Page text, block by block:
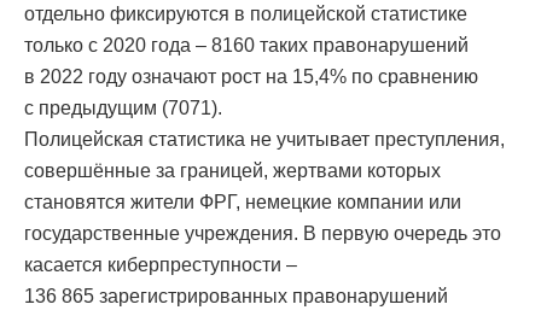
отдельно фиксируются в полицейской статистике
только с 2020 года – 8160 таких правонарушений
в 2022 году означают рост на 15,4% по сравнению
с предыдущим (7071).
Полицейская статистика не учитывает преступления,
совершённые за границей, жертвами которых
становятся жители ФРГ, немецкие компании или
государственные учреждения. В первую очередь это
касается киберпреступности –
136 865 зарегистрированных правонарушений